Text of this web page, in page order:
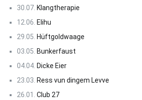
30.07. Klangtherapie
12.06. Elihu
29.05. Hüftgoldwaage
03.05. Bunkerfaust
04.04. Dicke Eier
23.03. Ress vun dingem Levve
26.01. Club 27